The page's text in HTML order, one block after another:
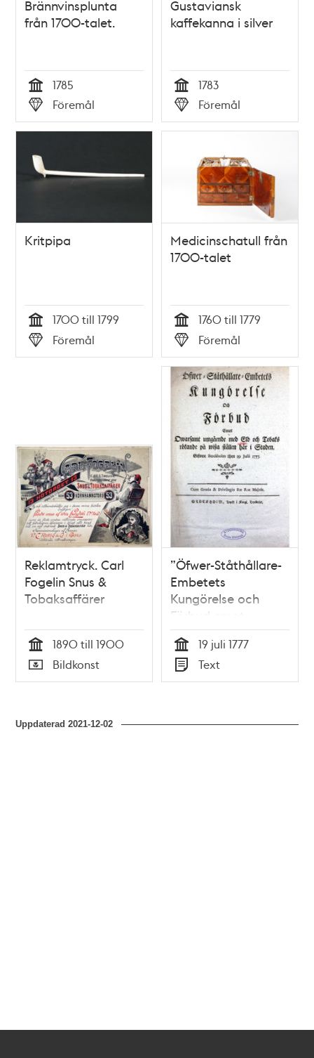
Brännvinsplunta
från 1700-talet.
Tid
1785
Typ
Föremål
Gustaviansk
kaffekanna i silver
Tid
1783
Typ
Föremål
Kritpipa
Tid
1700 till 1799
Typ
Föremål
Medicinschatull från
1700-talet
Tid
1760 till 1779
Typ
Föremål
Reklamtryck. Carl
Fogelin Snus &
Tobaksaffärer
Tid
1890 till 1900
Typ
Bildkonst
”Öfwer-Ståthållare-
Embetets
Kungörelse och
Förbud emot
owarsamt
umgående med Eld
och Tobaks rökande
på wissa ställen här
Tid
19 juli 1777
Typ
Text
Uppdaterad2021-12-02